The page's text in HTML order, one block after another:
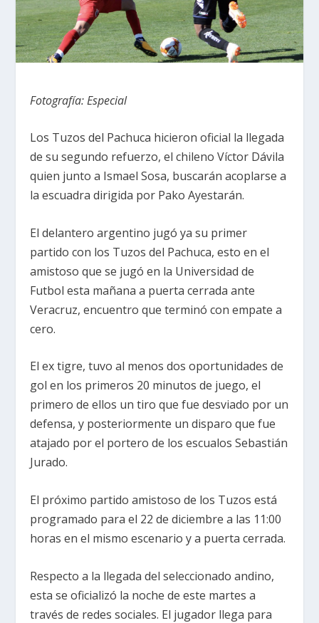
Fotografía: Especial
Los Tuzos del Pachuca hicieron oficial la llegada
de su segundo refuerzo, el chileno Víctor Dávila
quien junto a Ismael Sosa, buscarán acoplarse a
la escuadra dirigida por Pako Ayestarán.
El delantero argentino jugó ya su primer
partido con los Tuzos del Pachuca, esto en el
amistoso que se jugó en la Universidad de
Futbol esta mañana a puerta cerrada ante
Veracruz, encuentro que terminó con empate a
cero.
El ex tigre, tuvo al menos dos oportunidades de
gol en los primeros 20 minutos de juego, el
primero de ellos un tiro que fue desviado por un
defensa, y posteriormente un disparo que fue
atajado por el portero de los escualos Sebastián
Jurado.
El próximo partido amistoso de los Tuzos está
programado para el 22 de diciembre a las 11:00
horas en el mismo escenario y a puerta cerrada.
Respecto a la llegada del seleccionado andino,
esta se oficializó la noche de este martes a
través de redes sociales. El jugador llega para